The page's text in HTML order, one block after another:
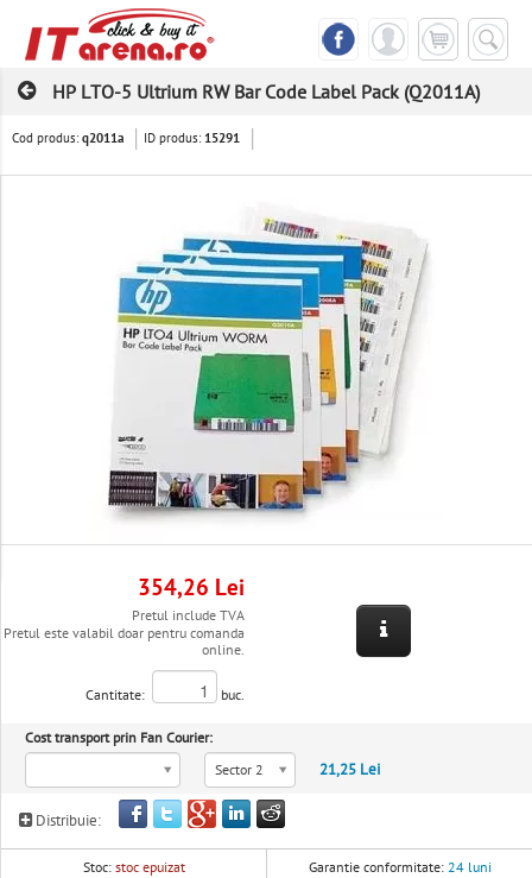
HP LTO-5 Ultrium RW Bar Code Label Pack (Q2011A)
Cod produs:q2011a ID produs: 15291
354,26 Lei
Pretul include TVA
Pretul este valabil doar pentru comanda
online.
Cantitate: buc.
Cost transport prin Fan Courier:
Sector 2
21,25 Lei
Distribuie:
Stoc: stoc epuizat Garantie conformitate: 24 luni